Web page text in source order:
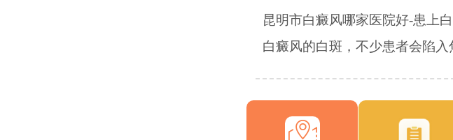
昆明市白癜风哪家医院好-患上
白癜风的白斑，不少患者会陷入